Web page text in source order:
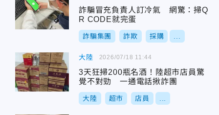
詐騙冒充負責人訂冷氣 網驚：掃Q
R CODE就完蛋
詐騙集團 詐欺 採購
大陸
3天狂掃200瓶名酒！陸超市店員驚
覺不對勁 一通電話揪詐團
大陸 超市 店員
2026/07/18 11:44